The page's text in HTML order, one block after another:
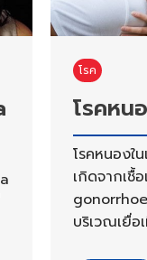
โรค
โรคหน
โรคหนองใ
เกิดจากเชื้
บริเวณเยื่อ